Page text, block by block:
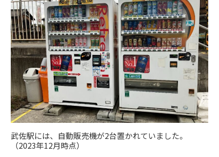
武佐駅には、自動販売機が2台置かれていました。
（2023年12月時点）